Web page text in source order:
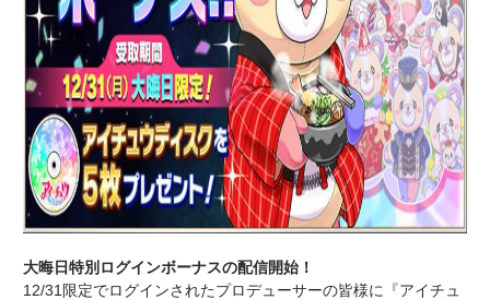
大晦日特別ログインボーナスの配信開始！
12/31限定でログインされたプロデューサーの皆様に『アイチュ